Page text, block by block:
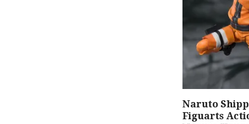
Naruto
Figuarts